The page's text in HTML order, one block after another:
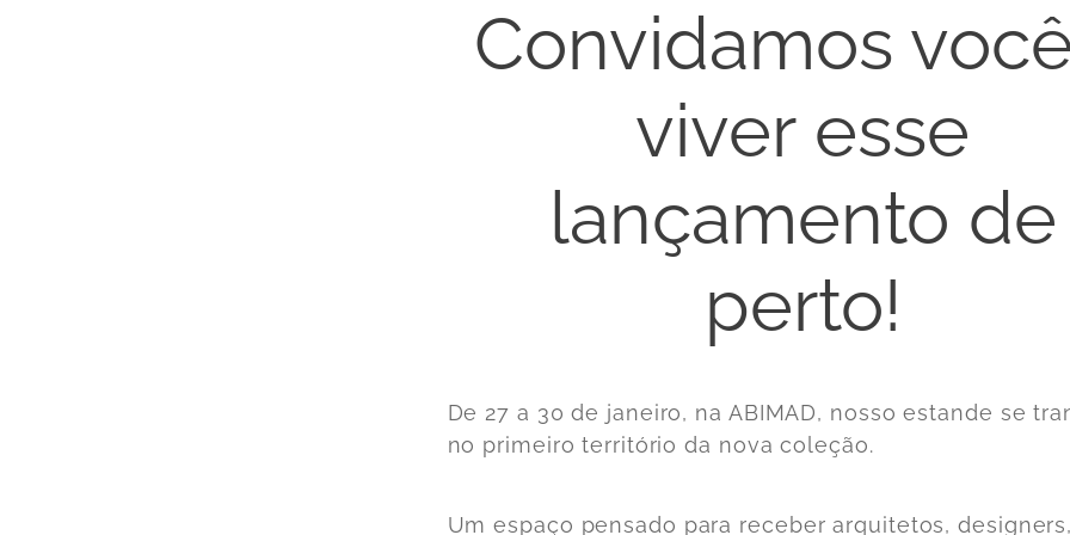
Convidamos
viver esse
lançamento de
perto!
De 27 a 30 de janeiro, na ABIMAD, nosso estande se
no primeiro território da nova coleção.
Um espaço pensado para receber arquitetos,